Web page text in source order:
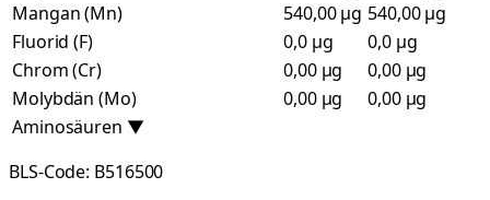
Mangan (Mn)
540,00 µg 540,00 µg
Fluorid (F)
0,0 µg
0,0 µg
Chrom (Cr)
0,00 µg
0,00 µg
Molybdän (Mo)
0,00 µg
0,00 µg
Aminosäuren ▼
BLS-Code: B516500